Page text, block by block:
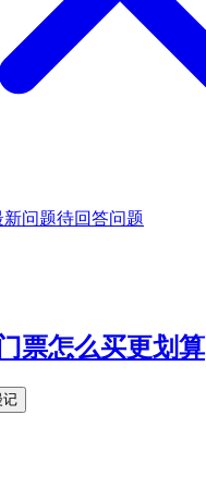
新问题待回答问题
票怎么买更划算
记